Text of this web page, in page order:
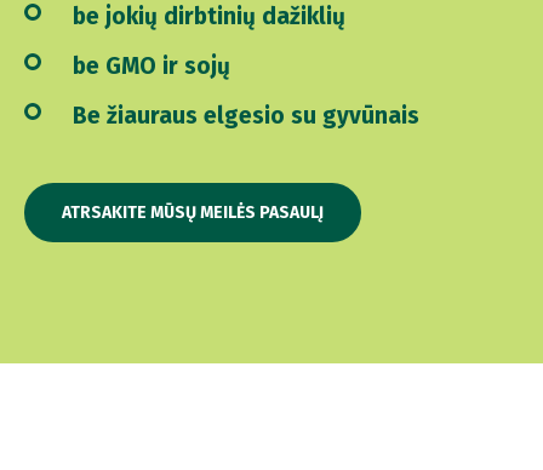
be jokių dirbtinių dažiklių
be GMO ir sojų
Be žiauraus elgesio su gyvūnais
ATRSAKITE MŪSŲ MEILĖS PASAULĮ